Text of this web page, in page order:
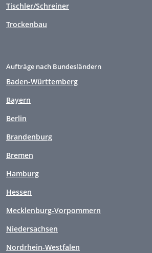
Tischler/Schreiner
Trockenbau
Aufträge nach Bundesländern
Baden-Württemberg
Bayern
Berlin
Brandenburg
Bremen
Hamburg
Hessen
Mecklenburg-Vorpommern
Niedersachsen
Nordrhein-Westfalen